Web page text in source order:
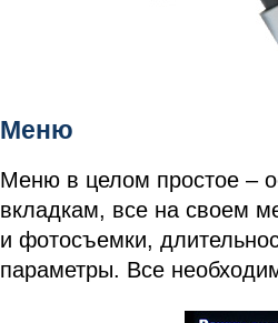
Меню
Меню в целом простое –
вкладкам, все на своем
и фотосъемки,
параметры. Все